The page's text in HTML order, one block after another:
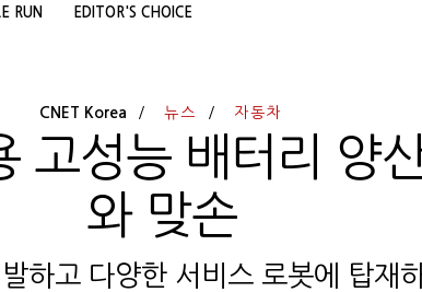
RUN EDITOR'S CHOICE
CNET Korea 뉴스 자동차
고성능 배터리 양
와 맞손
하고 다양한 서비스 로봇에 탑재